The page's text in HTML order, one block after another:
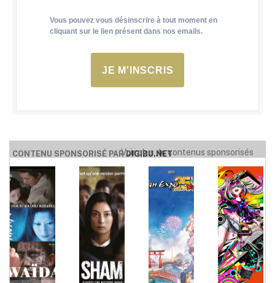
Vous pouvez vous désinscrire à tout moment en
cliquant sur le lien présent dans nos emails.
JE M'INSCRIS
CONTENU SPONSORISÉ PARDIGIBU.NET
Voir plus de contenus sponsorisés